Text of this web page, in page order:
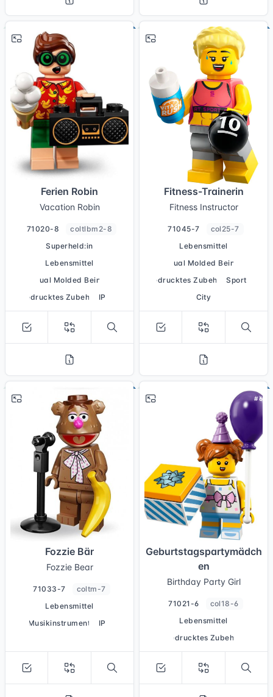
Ferien Robin
Vacation Robin
71020-8
coltlbm2-8
Superheld:in
Lebensmittel
Dual Molded Beine
bedrucktes Zubehör
IP
Fitness-Trainerin
Fitness Instructor
71045-7
col25-7
Lebensmittel
Dual Molded Beine
bedrucktes Zubehör
Sport
City
Fozzie Bär
Fozzie Bear
71033-7
coltm-7
Lebensmittel
Musikinstrument
IP
# 6
Geburtstagspartymädch
en
Birthday Party Girl
71021-6
col18-6
Lebensmittel
bedrucktes Zubehör